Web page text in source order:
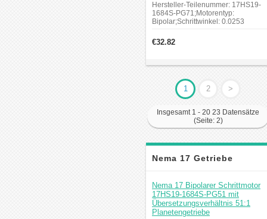
Hersteller-Teilenummer: 17HS19-
1684S-PG71;Motorentyp:
Bipolar;Schrittwinkel: 0.0253
44Ncm(62.31oz.in);Getriebetyp:
Planeten;Getriebe übersetzung:
Grad;RahmenGröße: 42 x 42mm.
€32.82
1 2 >
Insgesamt 1 - 20 23 Datensätze
(Seite: 2)
Nema 17 Getriebe
Schrittmotor
Kommentar
Nema 17 Bipolarer Schrittmotor
17HS19-1684S-PG51 mit
Übersetzungsverhältnis 51:1
Planetengetriebe